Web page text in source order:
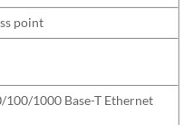
point
100/1000 Base-T Ethernet